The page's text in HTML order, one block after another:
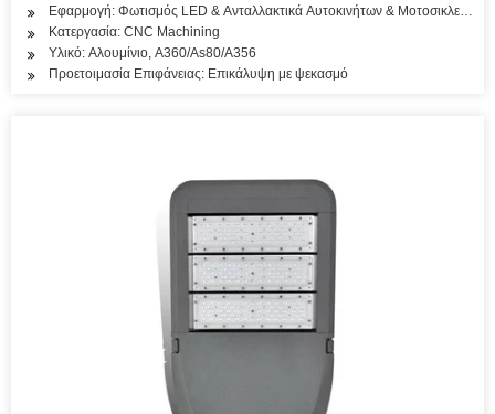
Εφαρμογή: Φωτισμός LED & Ανταλλακτικά Αυτοκινήτων & Μοτοσικλετών
Κατεργασία: CNC Machining
Υλικό: Αλουμίνιο, A360/As80/A356
Προετοιμασία Επιφάνειας: Επικάλυψη με ψεκασμό